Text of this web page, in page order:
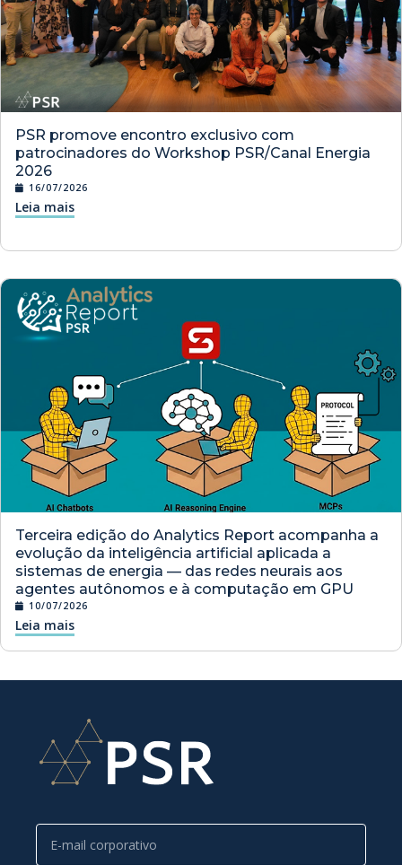
PSR promove encontro exclusivo com
patrocinadores do Workshop PSR/Canal Energia
2026
16/07/2026
Leia mais
Terceira edição do Analytics Report acompanha a
evolução da inteligência artificial aplicada a
sistemas de energia — das redes neurais aos
agentes autônomos e à computação em GPU
10/07/2026
Leia mais